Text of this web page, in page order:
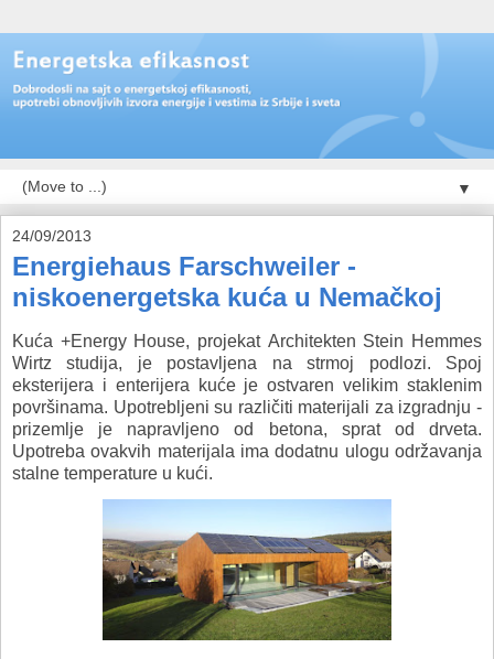
▼
24/09/2013
Energiehaus Farschweiler -
niskoenergetska kuća u Nemačkoj
Kuća +Energy House, projekat Architekten Stein Hemmes
Wirtz studija, je postavljena na strmoj podlozi. Spoj
eksterijera i enterijera kuće je ostvaren velikim staklenim
površinama. Upotrebljeni su različiti materijali za izgradnju -
prizemlje je napravljeno od betona, sprat od drveta.
Upotreba ovakvih materijala ima dodatnu ulogu održavanja
stalne temperature u kući.